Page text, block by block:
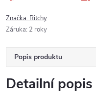
Značka: Ritchy
Záruka: 2 roky
Popis produktu
Detailní